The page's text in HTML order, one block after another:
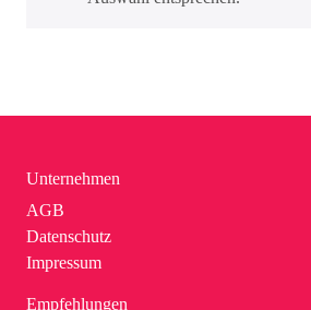
Unternehmen
AGB
Datenschutz
Impressum
Empfehlungen